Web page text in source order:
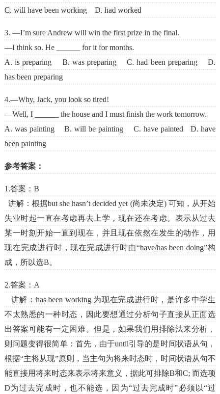
C. will have been working D. had worked
3. —I’m sure Andrew will win the first prize in the final.
—I think so. He ______ for it for months.
A. is preparing B. was preparing C. had been preparing D.
has been preparing
4.—Why, Jack, you look so tired!
—Well, I ______ the house and I must finish the work tomorrow.
A. was painting B. will be painting C. have painted D. have
been painting
参考答案：
1.答案：B
讲解：根据but she hasn’t decided yet (尚未决定) 可知，从开始
失业时起一直在考虑再去上学，现在还在考虑。表示从过去
某一时刻开始一直到现在，并且现在依然在发生的动作，用
现在完成进行时，现在完成进行时由“have/has been doing”构
成，所以选B。
2.答案：A
讲解：has been working 为现在完成进行时，是许多中学生
不太熟悉的一种时态，因此要想通过分析句子直接从正面选
出答案可能有一定困难。但是，如果我们用排除法来分析，
则问题变得很简单：首先，由于until引导的是时间状语从句，
根据“主将从现”原则，当主句为将来时态时，时间状语从句不
能直接用将来时态来表示将来意义，据此可排除B和C; 而选项
D为过去完成时，也不能选，因为“过去完成时”必须以“过